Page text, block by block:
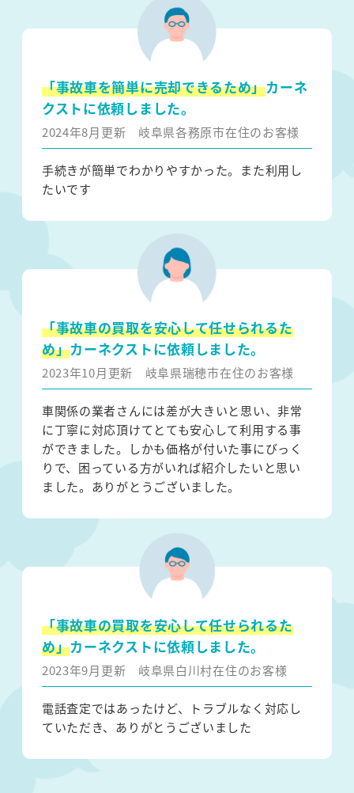
「事故車を簡単に売却できるため」カーネ
クストに依頼しました。
2024年8月更新 岐阜県各務原市在住のお客様
手続きが簡単でわかりやすかった。また利用し
たいです
「事故車の買取を安心して任せられるた
め」カーネクストに依頼しました。
2023年10月更新 岐阜県瑞穂市在住のお客様
車関係の業者さんには差が大きいと思い、非常
に丁寧に対応頂けてとても安心して利用する事
ができました。しかも価格が付いた事にびっく
りで、困っている方がいれば紹介したいと思い
ました。ありがとうございました。
「事故車の買取を安心して任せられるた
め」カーネクストに依頼しました。
2023年9月更新 岐阜県白川村在住のお客様
電話査定ではあったけど、トラブルなく対応し
ていただき、ありがとうございました